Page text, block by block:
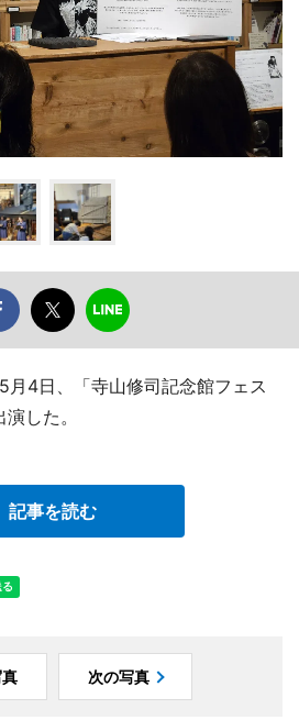
月4日、「寺山修司記念館フェス
した。
記事を読む
次の写真